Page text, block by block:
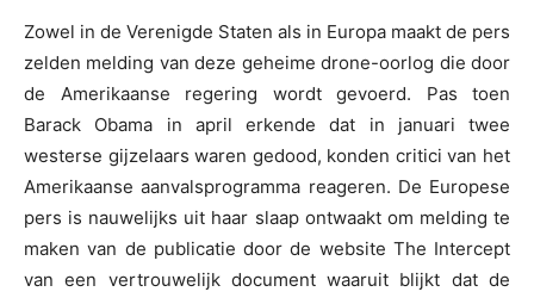
Zowel in de Verenigde Staten als in Europa maakt de pers
zelden melding van deze geheime drone-oorlog die door
de Amerikaanse regering wordt gevoerd. Pas toen
Barack Obama in april erkende dat in januari twee
westerse gijzelaars waren gedood, konden critici van het
Amerikaanse aanvalsprogramma reageren. De Europese
pers is nauwelijks uit haar slaap ontwaakt om melding te
maken van de publicatie door de website The Intercept
van een vertrouwelijk document waaruit blijkt dat de